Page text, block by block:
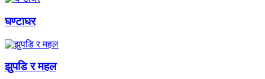
घण्टाघर
झुपडि र महल